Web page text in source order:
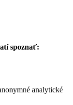
spoznať:
analytické